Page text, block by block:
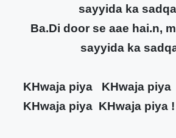
sayyida ka
Ba.Di door se aae hai.n,
sayyida ka
KHwaja piya KHwaja piya
KHwaja piya KHwaja piya